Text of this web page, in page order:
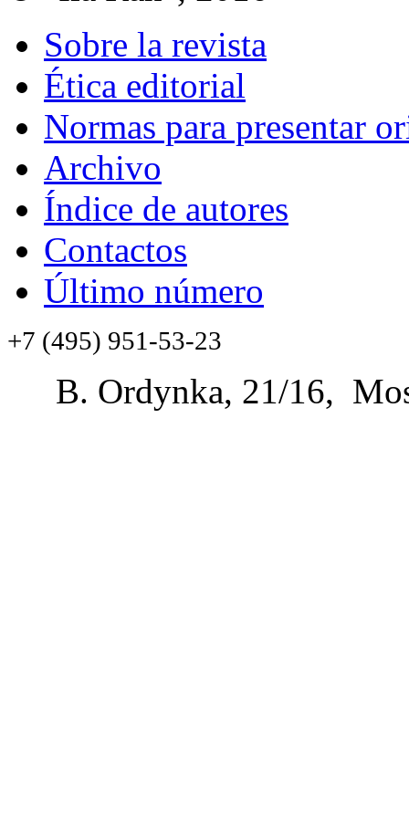
Sobre la revista
Ética editorial
Normas para presentar
Archivo
Índice de autores
Contactos
Último número
+7 (495) 951-53-23
B. Ordynka, 21/16,